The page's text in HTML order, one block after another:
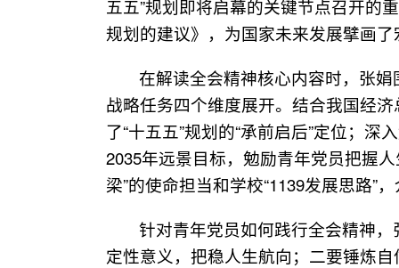
五五”规划即将启幕的关键节点召开的
规划的建议》，为国家未来发展擘画
在解读全会精神核心内容时，张
战略任务四个维度展开。结合我国经
了“十五五”规划的“承前启后”定位；
2035年远景目标，勉励青年党员把握
梁”的使命担当和学校“1139发展思路”
针对青年党员如何践行全会精神，
定性意义，把稳人生航向；二要锤炼